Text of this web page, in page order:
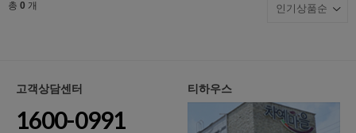
총 0 개
고객상담센터
1600-0991
티하우스